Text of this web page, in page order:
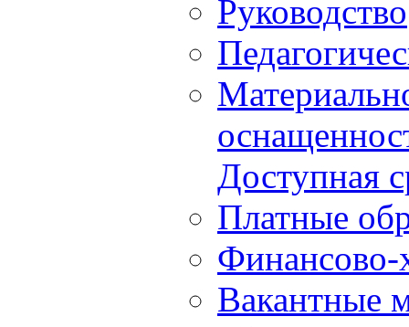
Руководство
Доступная
Платные
Финансово-
Вакантные